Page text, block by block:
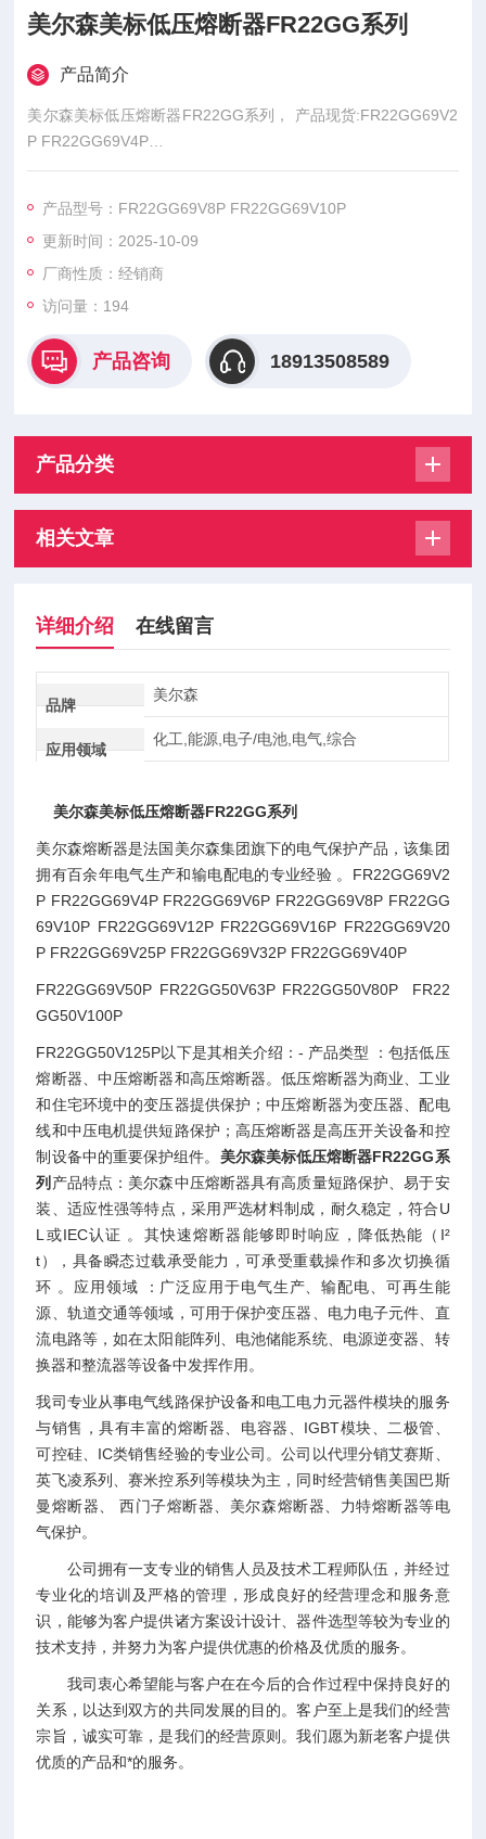
美尔森美标低压熔断器FR22GG系列
产品简介
美尔森美标低压熔断器FR22GG系列， 产品现货:FR22GG69V2
P FR22GG69V4P
FR22GG69V6P FR22GG69V8P FR22GG69V10P FR22GG69
22GG69V32P FR22GG69V40P，美尔森熔断器具有高质量短路
保护、易于安装、适应性强等特点。
产品型号：FR22GG69V8P FR22GG69V10P
更新时间：2025-10-09
厂商性质：经销商
访问量：194
产品咨询 18913508589
产品分类
相关文章
详细介绍 在线留言
品牌
美尔森
应用领域
化工,能源,电子/电池,电气,综合
美尔森美标低压熔断器FR22GG系列
美尔森熔断器是法国美尔森集团旗下的电气保护产品，该集团
拥有百余年电气生产和输电配电的专业经验 。FR22GG69V2
P FR22GG69V4P FR22GG69V6P FR22GG69V8P FR22GG
69V10P FR22GG69V12P FR22GG69V16P FR22GG69V20
P FR22GG69V25P FR22GG69V32P FR22GG69V40P
FR22GG69V50P FR22GG50V63P FR22GG50V80P FR22
GG50V100P
FR22GG50V125P以下是其相关介绍：- 产品类型 ：包括低压
熔断器、中压熔断器和高压熔断器。低压熔断器为商业、工业
和住宅环境中的变压器提供保护；中压熔断器为变压器、配电
线和中压电机提供短路保护；高压熔断器是高压开关设备和控
制设备中的重要保护组件。 美尔森美标低压熔断器FR22GG系
列 产品特点：美尔森中压熔断器具有高质量短路保护、易于安
装、适应性强等特点，采用严选材料制成，耐久稳定，符合U
L或IEC认证 。其快速熔断器能够即时响应，降低热能（I²
t），具备瞬态过载承受能力，可承受重载操作和多次切换循
环 。应用领域 ：广泛应用于电气生产、输配电、可再生能
源、轨道交通等领域，可用于保护变压器、电力电子元件、直
流电路等，如在太阳能阵列、电池储能系统、电源逆变器、转
换器和整流器等设备中发挥作用。
我司专业从事电气线路保护设备和电工电力元器件模块的服务
与销售，具有丰富的熔断器、电容器、IGBT模块、二极管、
可控硅、IC类销售经验的专业公司。公司以代理分销艾赛斯、
英飞凌系列、赛米控系列等模块为主，同时经营销售美国巴斯
曼熔断器、 西门子熔断器、美尔森熔断器、力特熔断器等电
气保护。
公司拥有一支专业的销售人员及技术工程师队伍，并经过
专业化的培训及严格的管理，形成良好的经营理念和服务意
识，能够为客户提供诸方案设计设计、器件选型等较为专业的
技术支持，并努力为客户提供优惠的价格及优质的服务。
我司衷心希望能与客户在在今后的合作过程中保持良好的
关系，以达到双方的共同发展的目的。客户至上是我们的经营
宗旨，诚实可靠，是我们的经营原则。我们愿为新老客户提供
优质的产品和*的服务。